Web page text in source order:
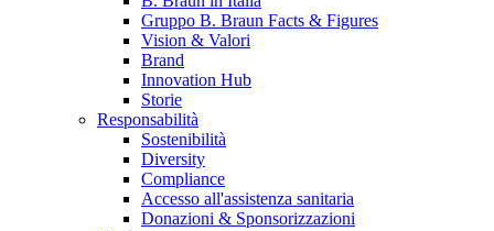
Gruppo B. Braun Facts & Figures
Vision & Valori
Brand
Innovation Hub
Storie
Responsabilità
Sostenibilità
Diversity
Compliance
Accesso all'assistenza sanitaria
Donazioni & Sponsorizzazioni